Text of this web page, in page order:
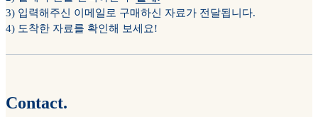
3) 입력해주신 이메일로 구매하신 자료가 전달됩니다.
4) 도착한 자료를 확인해 보세요!
Contact.